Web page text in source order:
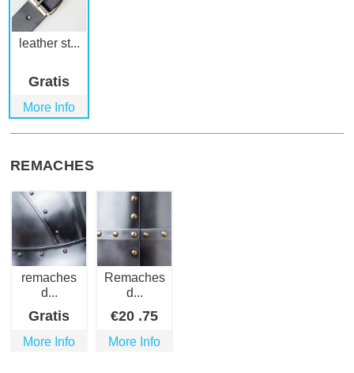
leather st...
Gratis
More Info
REMACHES
remaches
d...
Gratis
More Info
Remaches
d...
€20 .75
More Info